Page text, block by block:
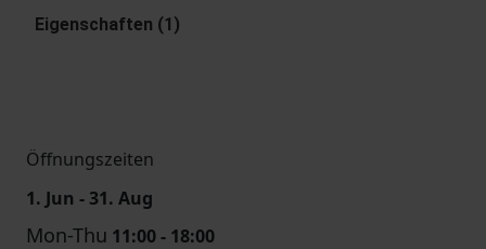
Eigenschaften (1)
Öffnungszeiten
1. Jun - 31. Aug
Mon-Thu 11:00 - 18:00